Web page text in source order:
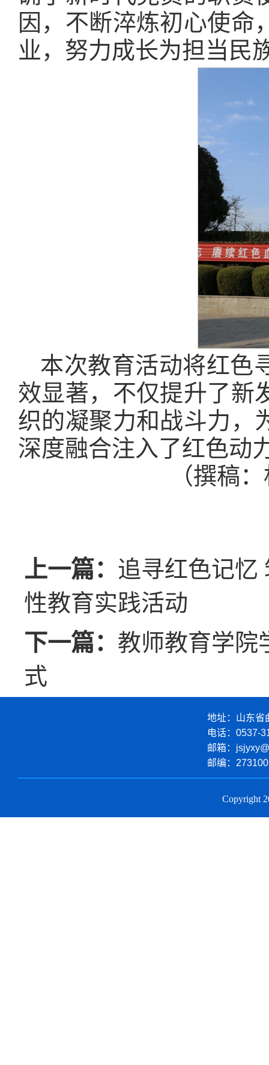
因，不断淬炼初心使命
业，努力成长为担当民
本次教育活动将红色
效显著，不仅提升了新
织的凝聚力和战斗力，
深度融合注入了红色动
（撰稿
上一篇： 追寻红色记
性教育实践活动
下一篇： 教师教育学院
式
地址：山东省
电话： 0537-
邮箱：
邮编： 273100
Copyright